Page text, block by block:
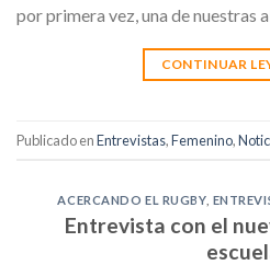
por primera vez, una de nuestras
CONTINUAR
Publicado enEntrevistas,Femenino,
ACERCANDO EL RUGBY,
Entrevista con el